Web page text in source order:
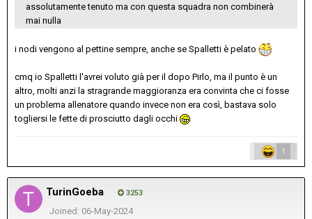
assolutamente tenuto ma con questa squadra non combinerà
mai nulla
i nodi vengono al pettine sempre, anche se Spalletti è pelato
cmq io Spalletti l'avrei voluto già per il dopo Pirlo, ma il punto è un
altro, molti anzi la stragrande maggioranza era convinta che ci fosse
un problema allenatore quando invece non era così, bastava solo
togliersi le fette di prosciutto dagli occhi
1
TurinGoeba 3253
Joined: 06-May-2024